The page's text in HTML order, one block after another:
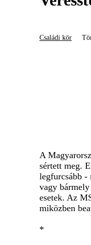
Családi kör
A
sértett meg.
legfurcsább -
vagy
esetek. Az
miközben
*